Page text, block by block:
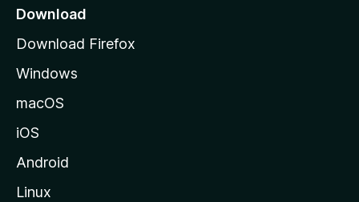
i
a
l
e
l
Download
Download Firefox
Windows
macOS
iOS
Android
Linux